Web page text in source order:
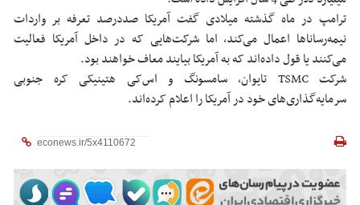
ترامپ در ماه گذشته میلادی گفت آمریکا صددرصد تعرفه بر واردات
نیمه‌رساناها اعمال می‌کند، اما شرکت‌هایی که در داخل آمریکا فعالیت
می‌کنند یا قول داده‌اند که به آمریکا بیایند معاف خواهند بود.
شرکت TSMC تایوان، سامسونگ و اس‌کی هتینیکی کره جنوبی
سرمایه‌گذاری‌های خود در آمریکا را اعلام کرده‌اند.